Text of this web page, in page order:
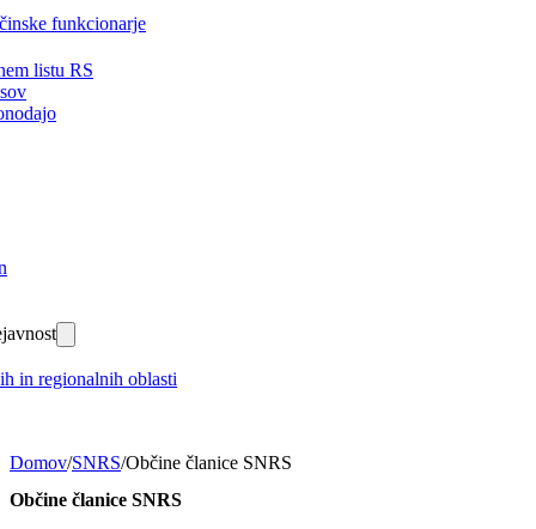
funkcionarje
listu RS
in regionalnih oblasti
Domov/SNRS/Občine članice SNRS
Občine članice SNRS